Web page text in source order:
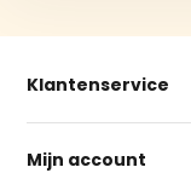
Klantenservice
Mijn account